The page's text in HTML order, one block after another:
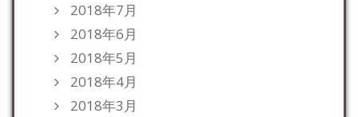
2018年7月
2018年6月
2018年5月
2018年4月
2018年3月